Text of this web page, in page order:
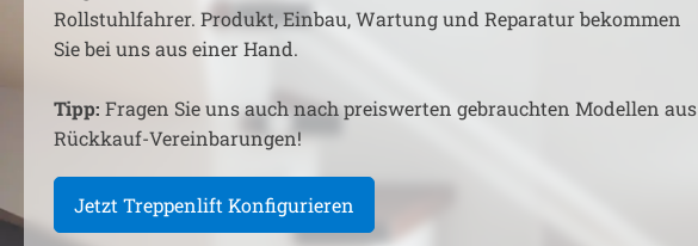
Rollstuhlfahrer. Produkt, Einbau, Wartung und Reparatur bekommen
Sie bei uns aus einer Hand.
Tipp: Fragen Sie uns auch nach preiswerten gebrauchten Modellen aus
Rückkauf-Vereinbarungen!
Jetzt Treppenlift Konfigurieren